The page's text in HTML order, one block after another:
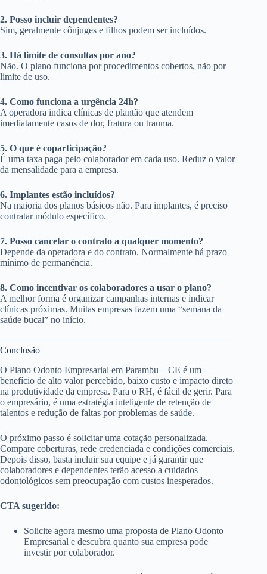
2. Posso incluir dependentes?
Sim, geralmente cônjuges e filhos podem ser incluídos.
3. Há limite de consultas por ano?
Não. O plano funciona por procedimentos cobertos, não por
limite de uso.
4. Como funciona a urgência 24h?
A operadora indica clínicas de plantão que atendem
imediatamente casos de dor, fratura ou trauma.
5. O que é coparticipação?
É uma taxa paga pelo colaborador em cada uso. Reduz o valor
da mensalidade para a empresa.
6. Implantes estão incluídos?
Na maioria dos planos básicos não. Para implantes, é preciso
contratar módulo específico.
7. Posso cancelar o contrato a qualquer momento?
Depende da operadora e do contrato. Normalmente há prazo
mínimo de permanência.
8. Como incentivar os colaboradores a usar o plano?
A melhor forma é organizar campanhas internas e indicar
clínicas próximas. Muitas empresas fazem uma “semana da
saúde bucal” no início.
Conclusão
O Plano Odonto Empresarial em Parambu – CE é um
benefício de alto valor percebido, baixo custo e impacto direto
na produtividade da empresa. Para o RH, é fácil de gerir. Para
o empresário, é uma estratégia inteligente de retenção de
talentos e redução de faltas por problemas de saúde.
O próximo passo é solicitar uma cotação personalizada.
Compare coberturas, rede credenciada e condições comerciais.
Depois disso, basta incluir sua equipe e já garantir que
colaboradores e dependentes terão acesso a cuidados
odontológicos sem preocupação com custos inesperados.
CTA sugerido:
Solicite agora mesmo uma proposta de Plano Odonto
Empresarial e descubra quanto sua empresa pode
investir por colaborador.